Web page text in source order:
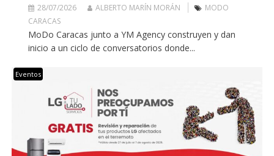
28/07/2026 ALBERTO MARÍN MORÁN
MODO
CARACAS
MoDo Caracas junto a YM Agency construyen y dan
inicio a un ciclo de conversatorios donde...
Eventos